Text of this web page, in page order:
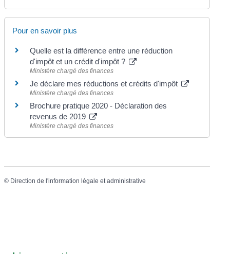
Pour en savoir plus
Quelle est la différence entre une réduction
d'impôt et un crédit d'impôt ?
Ministère chargé des finances
Je déclare mes réductions et crédits d'impôt
Ministère chargé des finances
Brochure pratique 2020 - Déclaration des
revenus de 2019
Ministère chargé des finances
© Direction de l'information légale et administrative